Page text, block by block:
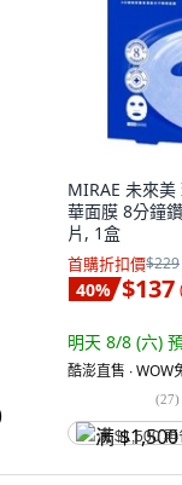
MIRAE 未來
華面膜 8分鐘
片, 1盒
首購折扣價$229
40% $137 (
明天 8/8 (六)
酷澎直售 ∙ WOW
(27)
满 $1,500